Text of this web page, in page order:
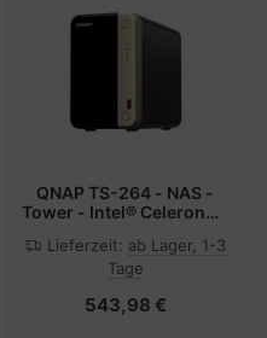
QNAP TS-264 - NAS -
Tower - Intel® Celeron® -
Lieferzeit: ab Lager, 1-3
Tage
543,98 €